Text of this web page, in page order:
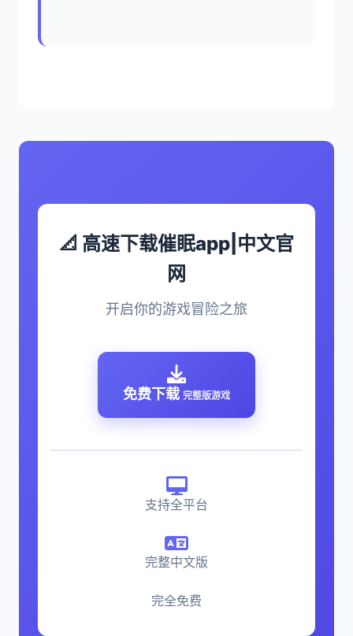
📐 高速下载催眠app|中文官
网
开启你的游戏冒险之旅
免费下载 完整版游戏
支持全平台
完整中文版
完全免费